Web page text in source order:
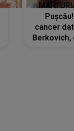
cancer
Berkovich,